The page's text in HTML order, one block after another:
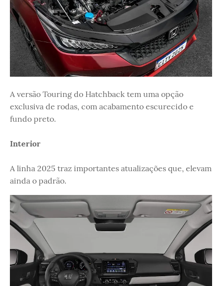
A versão Touring do Hatchback tem uma opção
exclusiva de rodas, com acabamento escurecido e
fundo preto.
Interior
A linha 2025 traz importantes atualizações que, elevam
ainda o padrão.